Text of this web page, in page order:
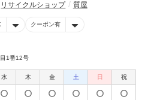
リサイクルショップ 質屋
クーポン有
1番12号
水 木 金 土 日 祝